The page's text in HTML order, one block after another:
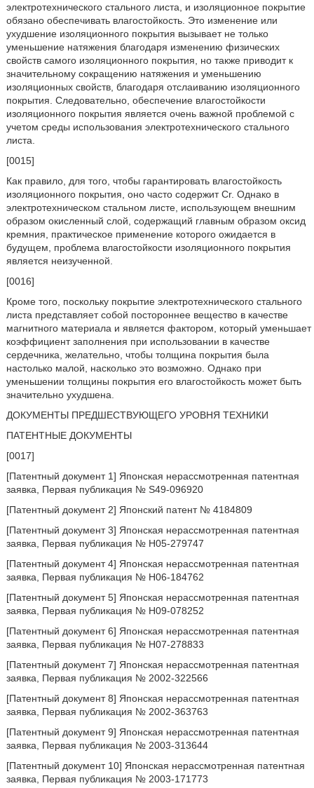
электротехнического стального листа, и изоляционное покрытие
обязано обеспечивать влагостойкость. Это изменение или
ухудшение изоляционного покрытия вызывает не только
уменьшение натяжения благодаря изменению физических
свойств самого изоляционного покрытия, но также приводит к
значительному сокращению натяжения и уменьшению
изоляционных свойств, благодаря отслаиванию изоляционного
покрытия. Следовательно, обеспечение влагостойкости
изоляционного покрытия является очень важной проблемой с
учетом среды использования электротехнического стального
листа.
[0015]
Как правило, для того, чтобы гарантировать влагостойкость
изоляционного покрытия, оно часто содержит Cr. Однако в
электротехническом стальном листе, использующем внешним
образом окисленный слой, содержащий главным образом оксид
кремния, практическое применение которого ожидается в
будущем, проблема влагостойкости изоляционного покрытия
является неизученной.
[0016]
Кроме того, поскольку покрытие электротехнического стального
листа представляет собой постороннее вещество в качестве
магнитного материала и является фактором, который уменьшает
коэффициент заполнения при использовании в качестве
сердечника, желательно, чтобы толщина покрытия была
настолько малой, насколько это возможно. Однако при
уменьшении толщины покрытия его влагостойкость может быть
значительно ухудшена.
ДОКУМЕНТЫ ПРЕДШЕСТВУЮЩЕГО УРОВНЯ ТЕХНИКИ
ПАТЕНТНЫЕ ДОКУМЕНТЫ
[0017]
[Патентный документ 1] Японская нерассмотренная патентная
заявка, Первая публикация № S49-096920
[Патентный документ 2] Японский патент № 4184809
[Патентный документ 3] Японская нерассмотренная патентная
заявка, Первая публикация № H05-279747
[Патентный документ 4] Японская нерассмотренная патентная
заявка, Первая публикация № H06-184762
[Патентный документ 5] Японская нерассмотренная патентная
заявка, Первая публикация № H09-078252
[Патентный документ 6] Японская нерассмотренная патентная
заявка, Первая публикация № H07-278833
[Патентный документ 7] Японская нерассмотренная патентная
заявка, Первая публикация № 2002-322566
[Патентный документ 8] Японская нерассмотренная патентная
заявка, Первая публикация № 2002-363763
[Патентный документ 9] Японская нерассмотренная патентная
заявка, Первая публикация № 2003-313644
[Патентный документ 10] Японская нерассмотренная патентная
заявка, Первая публикация № 2003-171773